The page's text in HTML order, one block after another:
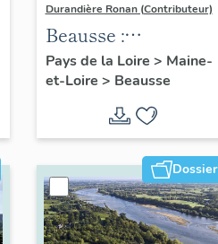
Durandière Ronan (Contributeur)
Beausse :
présentation de la
commune
Pays de la Loire > Maine-
et-Loire > Beausse
Dossier